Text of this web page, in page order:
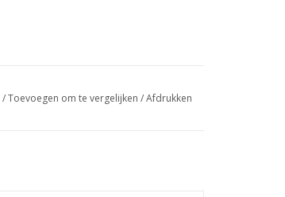
/Toevoegen om te vergelijken /Afdrukken